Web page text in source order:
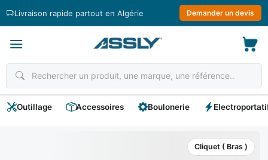
Livraison rapide partout en Algérie Demander un devis
Outillage Accessoires Boulonerie
Cliquet ( Bras )